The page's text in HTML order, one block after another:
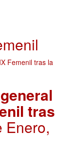
tras
Enero,